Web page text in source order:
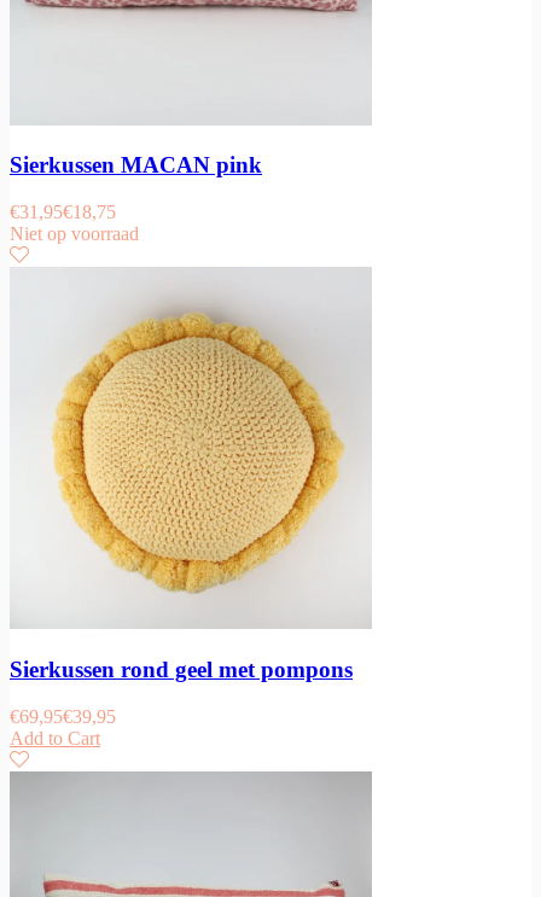
Sierkussen MACAN pink
€31,95€18,75
Niet op voorraad
Sierkussen rond geel met pompons
€69,95€39,95
Add to Cart